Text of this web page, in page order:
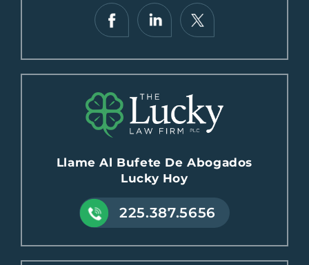
Llame Al Bufete De Abogados
Lucky Hoy
225.387.5656